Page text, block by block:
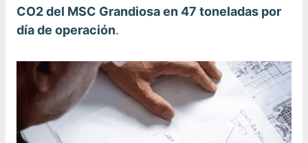
CO2 del MSC Grandiosa en 47 toneladas por
día de operación.